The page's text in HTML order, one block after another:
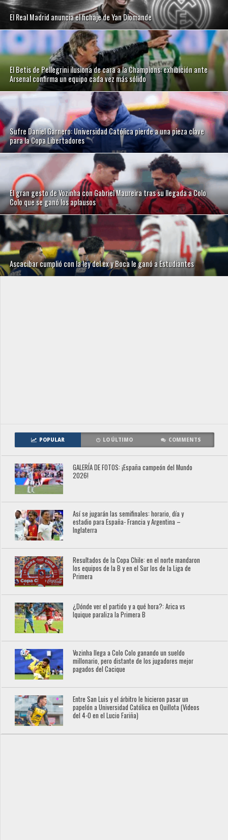
El Real Madrid anuncia el fichaje de Yan Diomande
El Betis de Pellegrini ilusiona de cara a la Champions: exhibición ante
Arsenal confirma un equipo cada vez más sólido
Sufre Daniel Garnero: Universidad Católica pierde a una pieza clave
para la Copa Libertadores
El gran gesto de Vozinha con Gabriel Maureira tras su llegada a Colo
Colo que se ganó los aplausos
Ascacibar cumplió con la ley del ex y Boca le ganó a Estudiantes
POPULAR LO ÚLTIMO COMMENTS
GALERÍA DE FOTOS: ¡España campeón del Mundo
2026!
Así se jugarán las semifinales: horario, día y
estadio para España- Francia y Argentina –
Inglaterra
Resultados de la Copa Chile: en el norte mandaron
los equipos de la B y en el Sur los de la Liga de
Primera
¿Dónde ver el partido y a qué hora?: Arica vs
Iquique paraliza la Primera B
Vozinha llega a Colo Colo ganando un sueldo
millonario, pero distante de los jugadores mejor
pagados del Cacique
Entre San Luis y el árbitro le hicieron pasar un
papelón a Universidad Católica en Quillota (Videos
del 4-0 en el Lucio Fariña)